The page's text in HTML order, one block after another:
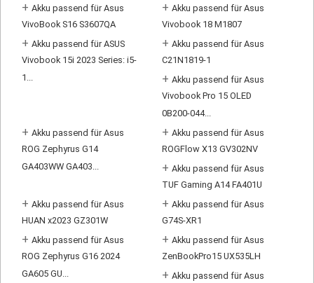
+ Akku passend für Asus
VivoBook S16 S3607QA
+ Akku passend für Asus
Vivobook 18 M1807
+ Akku passend für ASUS
Vivobook 15i 2023 Series: i5-
1...
+ Akku passend für Asus
C21N1819-1
+ Akku passend für Asus
Vivobook Pro 15 OLED
0B200-044...
+ Akku passend für Asus
ROG Zephyrus G14
GA403WW GA403...
+ Akku passend für Asus
ROGFlow X13 GV302NV
+ Akku passend für Asus
TUF Gaming A14 FA401U
+ Akku passend für Asus
HUAN x2023 GZ301W
+ Akku passend für Asus
G74S-XR1
+ Akku passend für Asus
ROG Zephyrus G16 2024
GA605 GU...
+ Akku passend für Asus
ZenBookPro15 UX535LH
+ Akku passend für Asus